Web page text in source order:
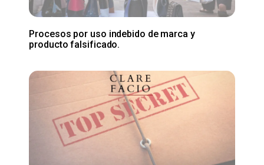
Procesos por uso indebido de marca y
producto falsificado.